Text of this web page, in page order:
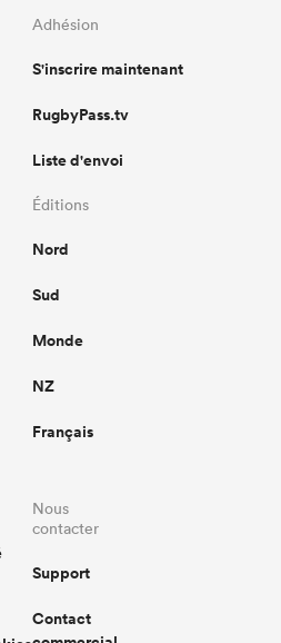
Adhésion
S'inscrire maintenant
RugbyPass.tv
Liste d'envoi
Éditions
Nord
Sud
Monde
NZ
Français
Nous
contacter
Support
Contact